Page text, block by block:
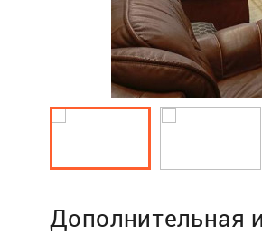
Дополнительная